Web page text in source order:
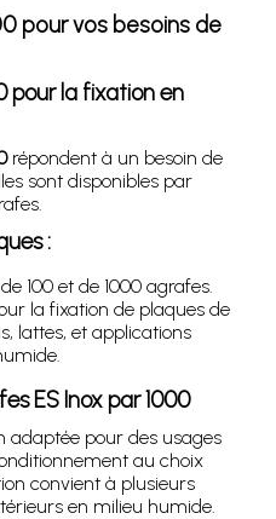
pour vos besoins de
pour la fixation en
répondent à un besoin de
sont disponibles par
:
100 et de 1000 agrafes.
la fixation de plaques de
lattes, et applications
ES Inox par 1000
adaptée pour des usages
au choix
convient à plusieurs
en milieu humide.